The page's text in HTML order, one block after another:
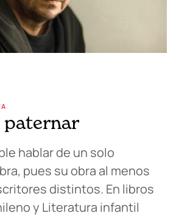
paternar
hablar de un solo
pues su obra al menos
distintos. En libros
y Literatura infantil